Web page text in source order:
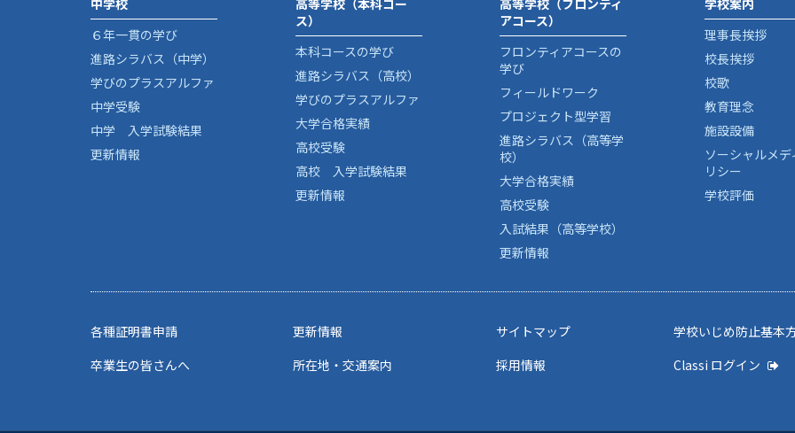
中学校
６年一貫の学び
進路シラバス（中学）
学びのプラスアルファ
中学受験
中学 入学試験結果
更新情報
高等学校（本科コー
ス）
本科コースの学び
進路シラバス（高校）
学びのプラスアルファ
大学合格実績
高校受験
高校 入学試験結果
更新情報
高等学校（フロンティ
アコース）
フロンティアコースの
学び
フィールドワーク
プロジェクト型学習
進路シラバス（高等学
校）
大学合格実績
高校受験
入試結果（高等学校）
更新情報
学校案内
理事長挨拶
校長挨拶
校歌
教育理念
施設設備
ソーシャルメデ
リシー
学校評価
各種証明書申請
卒業生の皆さんへ
更新情報
所在地・交通案内
サイトマップ
採用情報
学校いじめ防止基本
Classi ログイン